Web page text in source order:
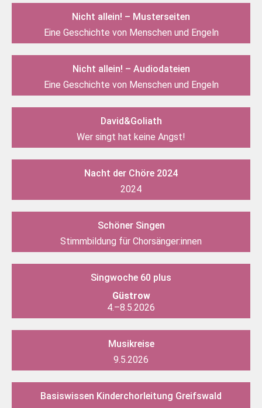
Nicht allein! – Musterseiten
Eine Geschichte von Menschen und Engeln
Nicht allein! – Audiodateien
Eine Geschichte von Menschen und Engeln
David&Goliath
Wer singt hat keine Angst!
Nacht der Chöre 2024
2024
Schöner Singen
Stimmbildung für Chorsänger:innen
Singwoche 60 plus
Güstrow
4.–8.5.2026
Musikreise
9.5.2026
Basis­wissen Kinderchor­leitung Greifswald